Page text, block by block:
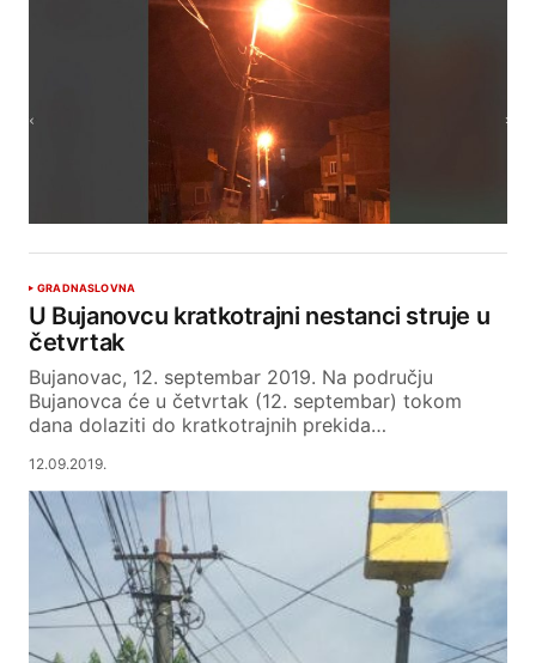
GRADNASLOVNA
U Bujanovcu kratkotrajni nestanci struje u
četvrtak
Bujanovac, 12. septembar 2019. Na području
Bujanovca će u četvrtak (12. septembar) tokom
dana dolaziti do kratkotrajnih prekida…
12.09.2019.